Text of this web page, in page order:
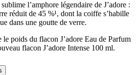
l’amphore légendaire de J’adore :
réduit de 45 %¹, dont la coiffe s’habille
dans une goutte de verre.
le poids du flacon J’adore Eau de Parfum
flacon J’adore Intense 100 ml.